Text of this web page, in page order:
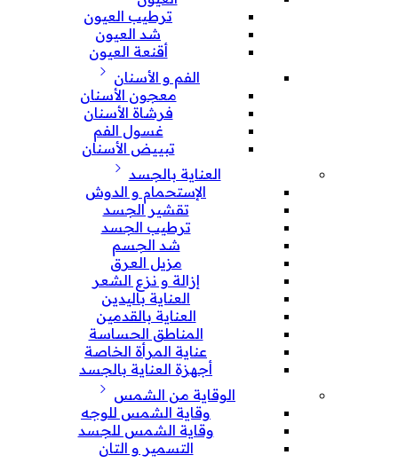
ترطيب العيون
شد العيون
أقنعة العيون
الفم و الأسنان
معجون الأسنان
فرشاة الأسنان
غسول الفم
تبييض الأسنان
العناية بالجسد
الإستحمام و الدوش
تقشير الجسد
ترطيب الجسد
شد الجسم
مزيل العرق
إزالة و نزع الشعر
العناية باليدين
العناية بالقدمين
المناطق الحساسة
عناية المرأة الخاصة
أجهزة العناية بالجسد
الوقاية من الشمس
وقاية الشمس للوجه
وقاية الشمس للجسد
التسمير و التان